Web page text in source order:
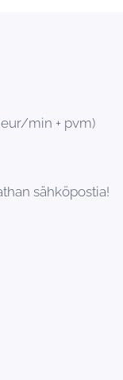
min + pvm)
sähköpostia!